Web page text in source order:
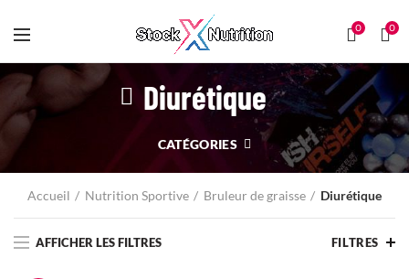
0 0
Diurétique
CATÉGORIES
Accueil Nutrition Sportive Bruleur de graisse Diurétique
AFFICHER LES FILTRES FILTRES